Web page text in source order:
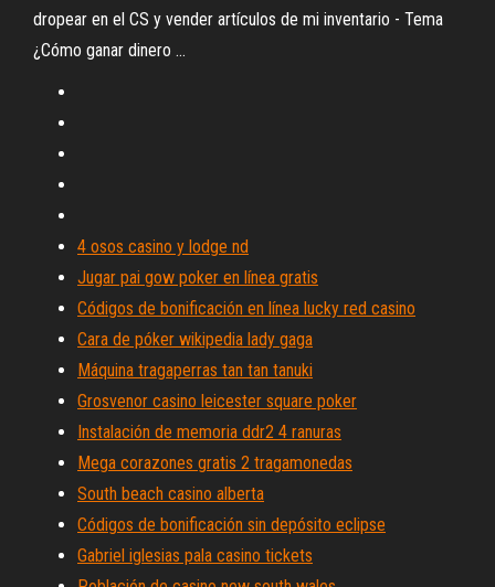
dropear en el CS y vender artículos de mi inventario - Tema
¿Cómo ganar dinero ...
4 osos casino y lodge nd
Jugar pai gow poker en línea gratis
Códigos de bonificación en línea lucky red casino
Cara de póker wikipedia lady gaga
Máquina tragaperras tan tan tanuki
Grosvenor casino leicester square poker
Instalación de memoria ddr2 4 ranuras
Mega corazones gratis 2 tragamonedas
South beach casino alberta
Códigos de bonificación sin depósito eclipse
Gabriel iglesias pala casino tickets